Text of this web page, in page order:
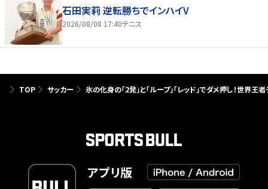
石田実莉 逆転勝ちでインハイV
2026/08/08 17:40テニス
TOP サッカー 氷の化身の｢2発｣と｢ループ｣｢レッド｣でダメ押し！世界王
アプリ版